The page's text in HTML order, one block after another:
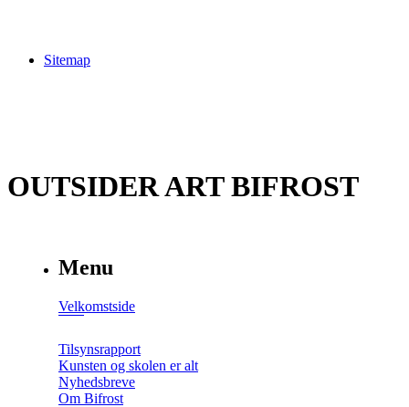
Sitemap
OUTSIDER ART BIFROST
Menu
Velkomstside
Tilsynsrapport
Kunsten og skolen er alt
Nyhedsbreve
Om Bifrost